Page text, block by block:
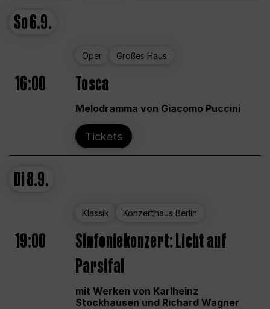
So6.9.
Oper Großes Haus
16:00 Tosca
Melodramma von Giacomo Puccini
Tickets
Di8.9.
Klassik Konzerthaus Berlin
19:00
Sinfoniekonzert: Licht auf
Parsifal
mit Werken von Karlheinz
Stockhausen und Richard Wagner